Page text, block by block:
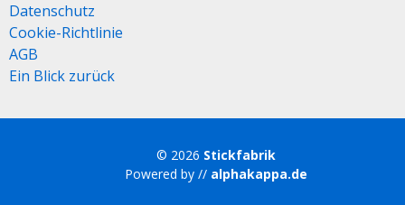
Datenschutz
Cookie-Richtlinie
AGB
Ein Blick zurück
© 2026 Stickfabrik
Powered by // alphakappa.de